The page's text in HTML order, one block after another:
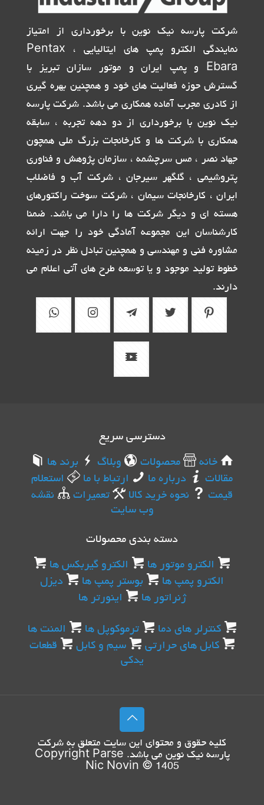
شرکت پارسه نیک نوین با برخورداری از امتیاز
نمایندگی الکترو پمپ های ایتالیایی Pentax ،
Ebara و پمپ ایران و موتور سازان تبریز با
گسترش حوزه فعالیت های خود و همچنین بهره گیری
از کادری مجرب آماده همکاری می باشد. شرکت پارسه
نیک نوین با برخورداری از دو دهه تجربه ، سابقه
همکاری با شرکت ها و کارخانجات بزرگ ملی همچون
جهاد نصر ، مس سرچشمه ، سازمان پژوهش و فناوری
پتروشیمی ، گلگهر سیرجان ، شرکت آب و فاضلاب
ایران ، کارخانجات سیمان ، شرکت سوخت راکتورهای
هسته ای و دیگر شرکت ها را دارا می باشد. ضمنا
کارشناسان این مجموعه آمادگی خود را جهت ارائه
مشاوره فنی و مهندسی و همچنین تبادل نظر در زمینه
خطوط تولید موجود و یا توسعه طرح های آتی اعلام می
دارند.
دسترسی سریع
خانه
محصولات وبلاگ
برند ها
مقالات
درباره ما ارتباط با ما
استعلام
قیمت
نحوه خرید کالا تعمیرات
نقشه
وب سایت
دسته بندی محصولات
الکترو موتور ها
الکترو گیربکس ها
الکترو پمپ ها
بوستر پمپ ها
دیزل
ژنراتور ها
اینورتر ها
کنترلر های دما ترموکوپل ها
المنت ها
کابل های حرارتی
سیم و کابل
قطعات
یدکی
کليه حقوق و محتوای اين سايت متعلق به شرکت
پارسه نیک نوین می باشد. Copyright Parse
Nic Novin © 1405